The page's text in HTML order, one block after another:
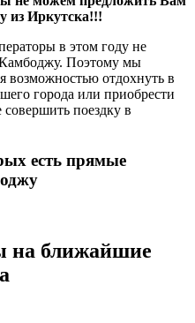
из Иркутска!!!
в этом году не
Поэтому мы
возможностью отдохнуть в
города или приобрести
поездку в
есть прямые
ближайшие